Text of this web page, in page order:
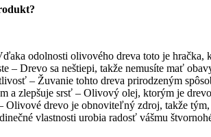
odolnosti olivového dreva toto je hračka,
– Drevo sa neštiepi, takže nemusíte mať
– Žuvanie tohto dreva prirodzeným
a zlepšuje srsť – Olivový olej, ktorým je
drevo je obnoviteľný zdroj, takže tým,
vlastnosti urobia radosť vášmu